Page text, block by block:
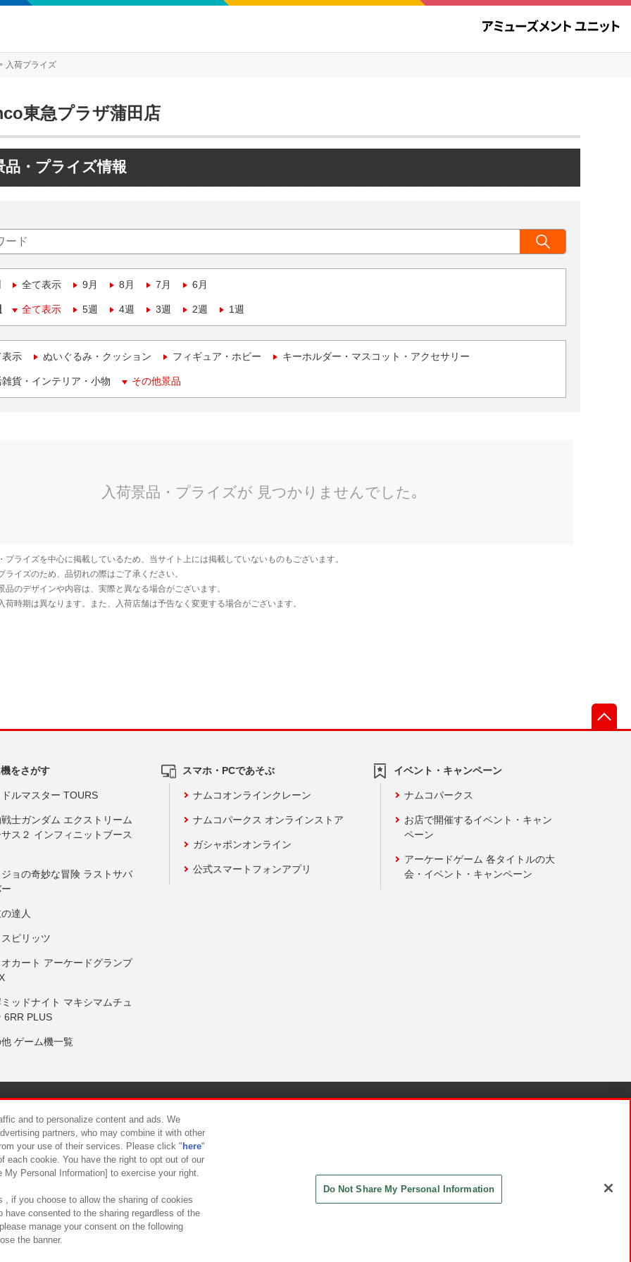
入荷プライズ
東急プラザ蒲田店
品・プライズ情報
全て表示 9月 8月 7月 6月
全て表示 5週 4週 3週 2週 1週
表示 ぬいぐるみ・クッション フィギュア・ホビー キーホルダー・マスコット・アクセサリー
貨・インテリア・小物 その他景品
をさがす
ルマスター TOURS
士ガンダム エクストリーム
ス２ インフィニットブース
ョの奇妙な冒険 ラストサバ
達人
ピリッツ
カート アーケードグランプ
ッドナイト マキシマムチュ
6RR PLUS
ゲーム機一覧
スマホ・PCであそぶ
ナムコオンラインクレーン
ナムコパークス オンラインストア
ガシャポンオンライン
公式スマートフォンアプリ
イベント・キャンペーン
ナムコパークス
お店で開催するイベント・キャン
ペーン
アーケードゲーム 各タイトルの大
会・イベント・キャンペーン
について カスタマーハラスメント対応方針
and to personalize content and ads. We
partners, who may combine it with other
your use of their services. Please click " here"
each cookie. You have the right to opt out of our
Personal Information] to exercise your right.
, if you choose to allow the sharing of cookies
have consented to the sharing regardless of the
manage your consent on the following
the banner.
Do Not Share My Personal Information